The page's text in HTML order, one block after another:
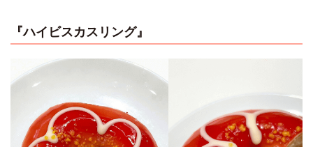
『ハイビスカスリング』